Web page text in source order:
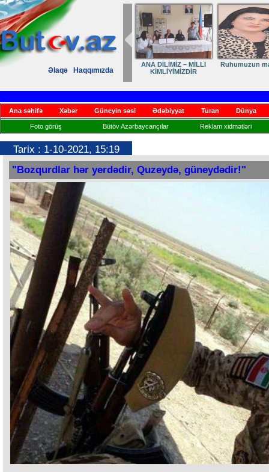
Əlaqə Haqqımızda
ANA DİLİMİZ – MİLLİ
KİMLİYİMİZDİR
Ruhumuzun
Ana səhifə Xəbər Güneyin səsi Ədəbiyyat Turan Dünya
Foto görüş Bütöv Azərbaycançılar Reklam xidmətləri
Tarix : 1-10-2021, 15:19
"Bozqurdlar hər yerdədir, Quzeydə, güneydədir!"